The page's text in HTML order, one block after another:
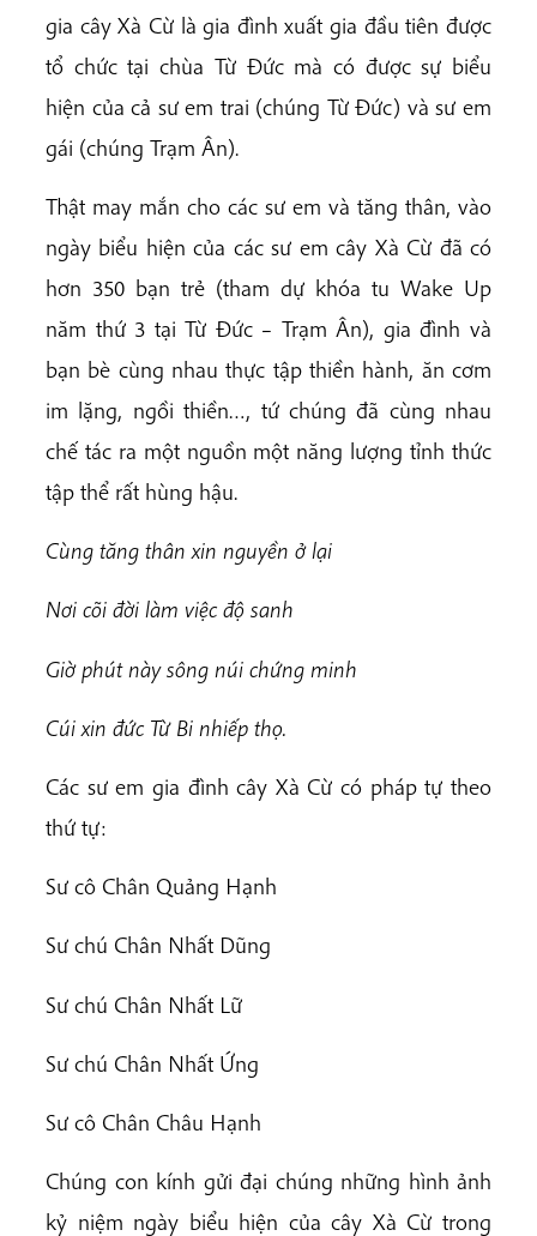
gia cây Xà Cừ là gia đình xuất gia đầu tiên được
tổ chức tại chùa Từ Đức mà có được sự biểu
hiện của cả sư em trai (chúng Từ Đức) và sư em
gái (chúng Trạm Ân).
Thật may mắn cho các sư em và tăng thân, vào
ngày biểu hiện của các sư em cây Xà Cừ đã có
hơn 350 bạn trẻ (tham dự khóa tu Wake Up
năm thứ 3 tại Từ Đức – Trạm Ân), gia đình và
bạn bè cùng nhau thực tập thiền hành, ăn cơm
im lặng, ngồi thiền…, tứ chúng đã cùng nhau
chế tác ra một nguồn một năng lượng tỉnh thức
tập thể rất hùng hậu.
Cùng tăng thân xin nguyền ở lại
Nơi cõi đời làm việc độ sanh
Giờ phút này sông núi chứng minh
Cúi xin đức Từ Bi nhiếp thọ.
Các sư em gia đình cây Xà Cừ có pháp tự theo
thứ tự:
Sư cô Chân Quảng Hạnh
Sư chú Chân Nhất Dũng
Sư chú Chân Nhất Lữ
Sư chú Chân Nhất Ứng
Sư cô Chân Châu Hạnh
Chúng con kính gửi đại chúng những hình ảnh
kỷ niệm ngày biểu hiện của cây Xà Cừ trong